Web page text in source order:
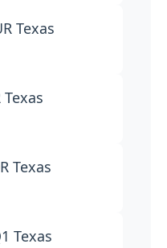
Texas
Texas
Texas
Texas